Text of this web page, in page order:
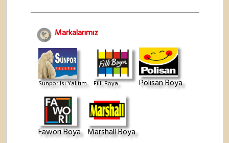
Markalarımız
Sunpor Isı Yalıtım Filli Boya Polisan Boya
Fawori Boya Marshall Boya